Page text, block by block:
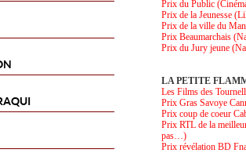
Prix du Public
Prix de la Jeunesse
Prix de la ville du
Prix Beaumarchais
Prix du Jury jeune
LA PETITE
Les Films des
Prix Gras Savoye
Prix coup de coeur
Prix RTL de la
pas…)
Prix révélation BD